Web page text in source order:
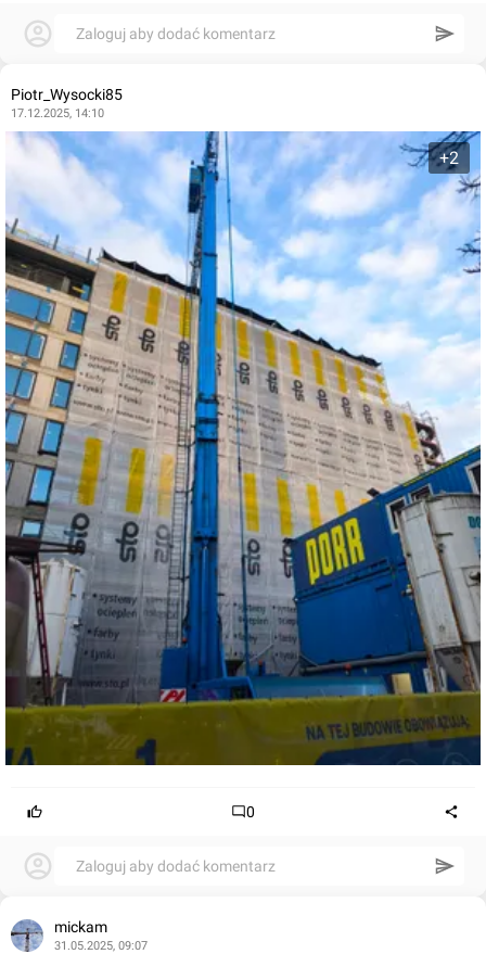
Zaloguj aby dodać komentarz
Piotr_Wysocki85
17.12.2025, 14:10
+2
0
Zaloguj aby dodać komentarz
mickam
31.05.2025, 09:07